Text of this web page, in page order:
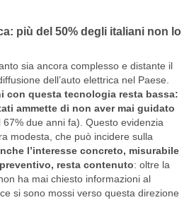
più del 50% degli italiani non lo
sia ancora complesso e distante il
dell’auto elettrica nel Paese.
con questa tecnologia resta bassa:
ammette di non aver mai guidato
67% due anni fa). Questo evidenzia
modesta, che può incidere sulla
l’interesse concreto, misurabile
resta contenuto: oltre la
ha mai chiesto informazioni al
si sono mossi verso questa direzione